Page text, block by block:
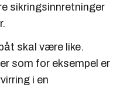
sikringsinnretninger
skal være like.
som for eksempel er
i en